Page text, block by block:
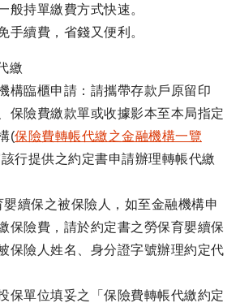
般持單繳費方式快速。
手續費，省錢又便利。
繳
構臨櫃申請：請攜帶存款戶原留印
保險費繳款單或收據影本至本局指定
(保險費轉帳代繳之金融機構一覽
行提供之約定書申請辦理轉帳代繳
續保之被保險人，如至金融機構申
保險費，請於約定書之勞保育嬰續保
保險人姓名、身分證字號辦理約定代
保單位填妥之「保險費轉帳代繳約定